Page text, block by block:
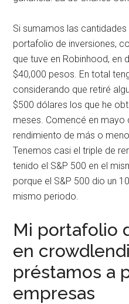
Si sumamos las
portafolio de inversiones,
que tuve en Robinhood, en
$40,000 pesos. En total
considerando que retiré
$500 dólares los que he
meses. Comencé en mayo
rendimiento de más o
Tenemos casi el triple de
tenido el S&P 500 en el
porque el S&P 500 dio un
mismo periodo.
Mi portafolio
en
préstamos a
empresas